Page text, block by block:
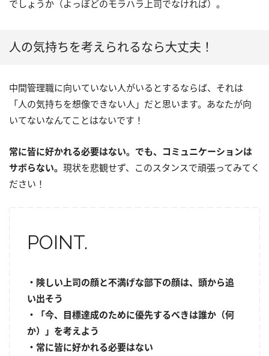
でしょうか（よっぽどのモラハラ上司でなければ）。
人の気持ちを考えられるなら大丈夫！
中間管理職に向いていない人がいるとするならば、それは
「人の気持ちを想像できない人」だと思います。あなたが向
いてないなんてことはないです！
常に皆に好かれる必要はない。でも、コミュニケーションは
サボらない。 現状を悲観せず、このスタンスで頑張ってみてく
ださい！
POINT.
・険しい上司の顔と不満げな部下の顔は、頭から追
い出そう
・「今、目標達成のために優先するべきは誰か（何
か）」を考えよう
・常に皆に好かれる必要はない